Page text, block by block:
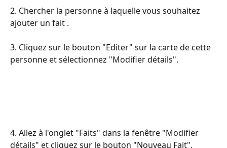
​​​​​​2. Chercher la personne à laquelle vous souhaitez
ajouter un fait .
​​​​​​3. Cliquez sur le bouton "Editer" sur la carte de cette
personne et sélectionnez "Modifier détails".​​​
4. Allez à l'onglet "Faits" dans la fenêtre "Modifier
détails" et cliquez sur le bouton "Nouveau Fait".